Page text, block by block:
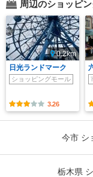
周辺のショッピ
0.2km
日光ランドマーク
ショッピングモール
3.26
今市 シ
栃木県